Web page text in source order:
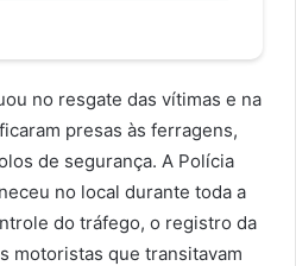
no resgate das vítimas e na
presas às ferragens,
de segurança. A Polícia
no local durante toda a
do tráfego, o registro da
motoristas que transitavam